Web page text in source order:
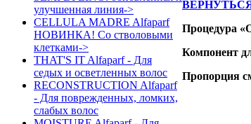
улучшенная линия->
CELLULA MADRE Alfaparf
НОВИНКА! Со стволовыми
клетками->
THAT'S IT Alfaparf - Для
седых и осветленных волос
RECONSTRUCTION Alfaparf
- Для поврежденных, ломких,
слабых волос
Процедура
Компонент
Пропорция